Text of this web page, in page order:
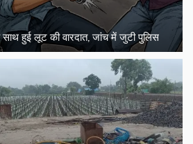
हुई लूट की वारदात, जांच में जुटी पुलिस